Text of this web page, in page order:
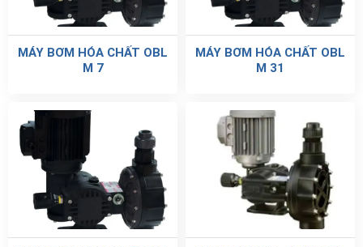
MÁY BƠM HÓA CHẤT OBL
M 7
MÁY BƠM HÓA CHẤT OBL
M 31